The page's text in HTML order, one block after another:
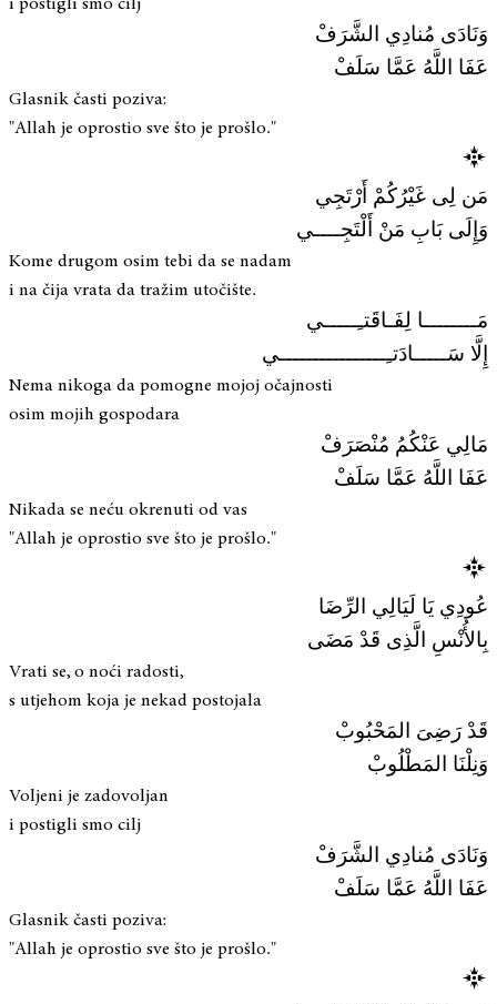
وَنَادَى مُنادِي الشَّرَفْ
عَفَا اللَّهُ عَمَّا سَلَفْ
Glasnik časti poziva:
"Allah je oprostio sve što je prošlo."
مَن لِى غَيْرُكُمْ أَرْتَجِي
وَإِلَى بَابِ مَنْ أَلْتَجِــــي
Kome drugom osim tebi da se nadam
i na čija vrata da tražim utočište.
مَــــــــا لِفَـاقَتـِـــــي
إِلَّا سَـــــادَتـِــــــــــــــــي
Nema nikoga da pomogne mojoj očajnosti
osim mojih gospodara
مَالِي عَنْكُمُ مُنْصَرَفْ
عَفَا اللَّهُ عَمَّا سَلَفْ
Nikada se neću okrenuti od vas
"Allah je oprostio sve što je prošlo."
عُودِي يَا لَيَالِي الرِّضَا
بِالأُنْسِ الَّذِى قَدْ مَضَى
Vrati se, o noći radosti,
s utjehom koja je nekad postojala
قَدْ رَضِىَ المَحْبُوبْ
وَنِلْنَا المَطْلُوبْ
Voljeni je zadovoljan
i postigli smo cilj
وَنَادَى مُنادِي الشَّرَفْ
عَفَا اللَّهُ عَمَّا سَلَفْ
Glasnik časti poziva:
"Allah je oprostio sve što je prošlo."